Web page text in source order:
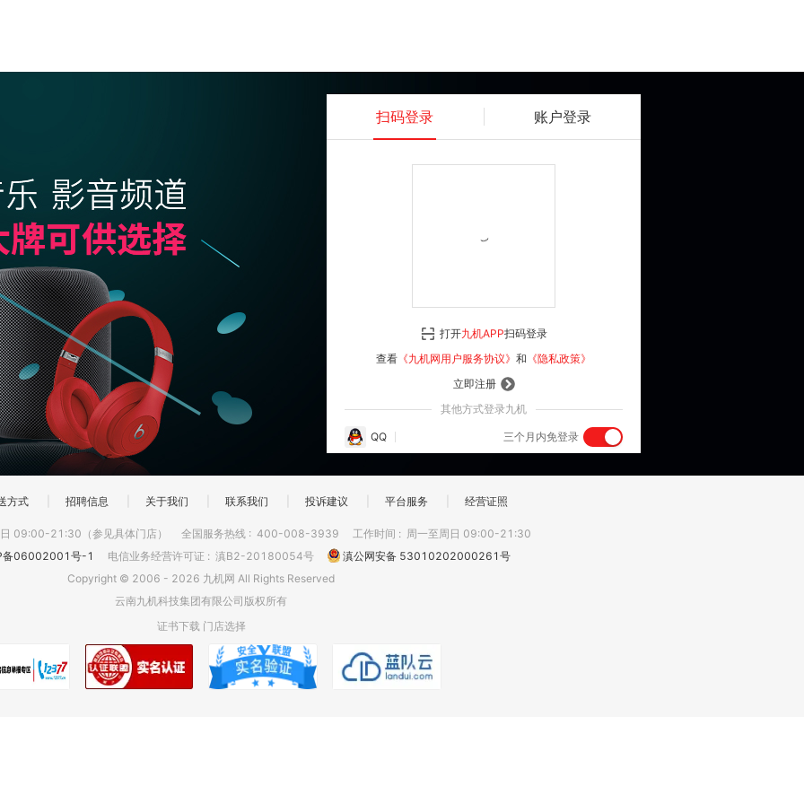
扫码登录 账户登录
登 录
立即注册
其他方式登录九机
QQ 三个月内免登录
打开九机APP扫码登录
查看 《九机网用户服务协议》 和 《隐私政策》
方式 招聘信息 关于我们 联系我们 投诉建议 平台服务 经营证照
09:00-21:30（参见具体门店） 全国服务热线 : 400-008-3939 工作时间 : 周一至周日 09:00-21:30
备06002001号-1
电信业务经营许可证 : 滇B2-20180054号
滇公网安备 53010202000261号
Copyright © 2006 - 2026 九机网 All Rights Reserved
云南九机科技集团有限公司版权所有
证书下载 门店选择